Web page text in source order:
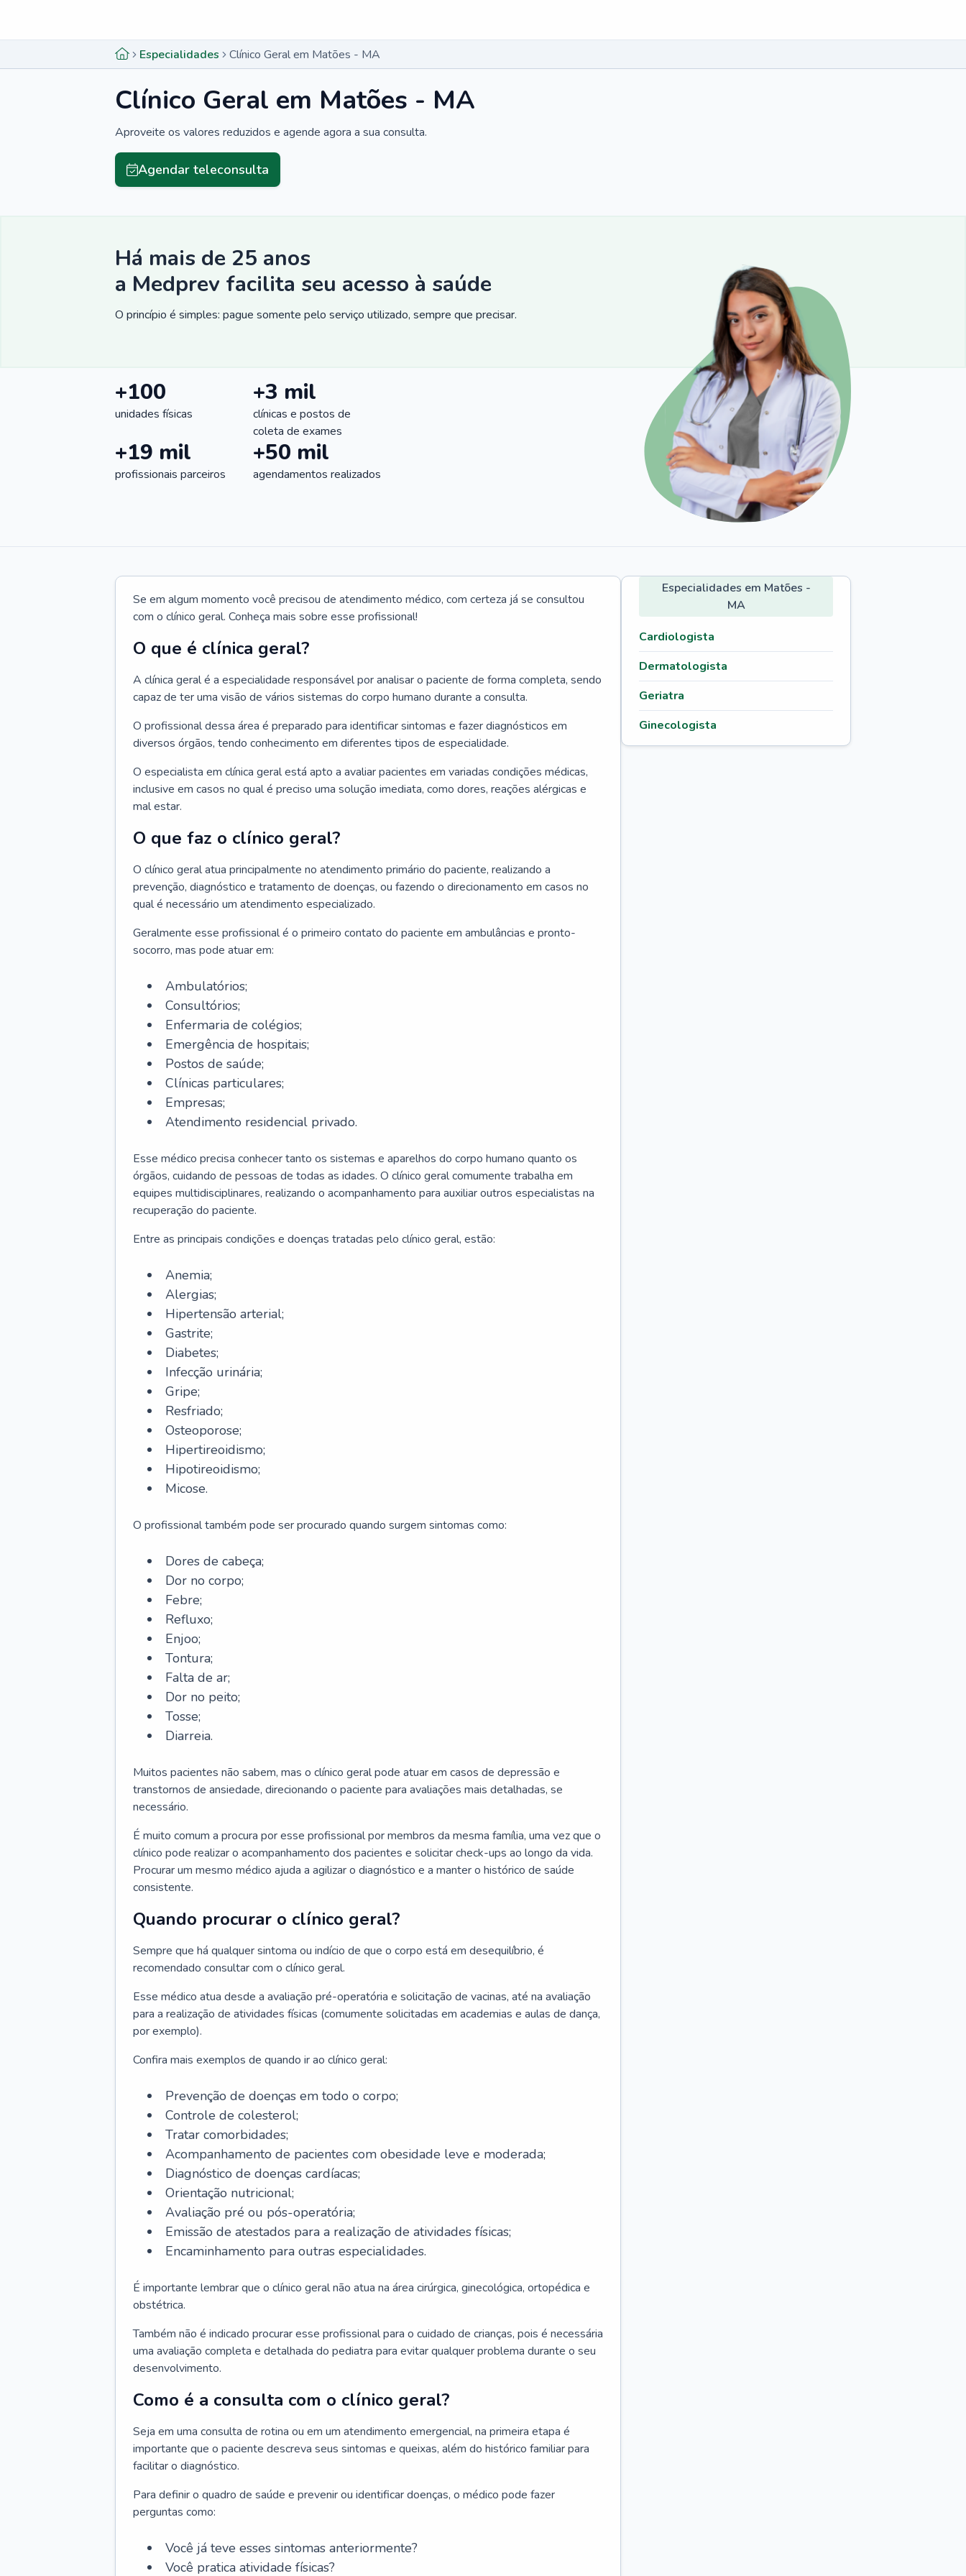
Especialidades Clínico Geral em Matões - MA
Clínico Geral em Matões - MA
Aproveite os valores reduzidos e agende agora a sua consulta.
Agendar teleconsulta
Há mais de 25 anos
a Medprev facilita seu acesso à saúde
O princípio é simples: pague somente pelo serviço utilizado, sempre que precisar.
+100
unidades físicas
+3 mil
clínicas e postos de
coleta de exames
+19 mil
profissionais parceiros
+50 mil
agendamentos realizados
Se em algum momento você precisou de atendimento médico, com certeza já se consultou
com o clínico geral. Conheça mais sobre esse profissional!
O que é clínica geral?
A clínica geral é a especialidade responsável por analisar o paciente de forma completa, sendo
capaz de ter uma visão de vários sistemas do corpo humano durante a consulta.
O profissional dessa área é preparado para identificar sintomas e fazer diagnósticos em
diversos órgãos, tendo conhecimento em diferentes tipos de especialidade.
O especialista em clínica geral está apto a avaliar pacientes em variadas condições médicas,
inclusive em casos no qual é preciso uma solução imediata, como dores, reações alérgicas e
mal estar.
O que faz o clínico geral?
O clínico geral atua principalmente no atendimento primário do paciente, realizando a
prevenção, diagnóstico e tratamento de doenças, ou fazendo o direcionamento em casos no
qual é necessário um atendimento especializado.
Geralmente esse profissional é o primeiro contato do paciente em ambulâncias e pronto-
socorro, mas pode atuar em:
Ambulatórios;
Consultórios;
Enfermaria de colégios;
Emergência de hospitais;
Postos de saúde;
Clínicas particulares;
Empresas;
Atendimento residencial privado.
Esse médico precisa conhecer tanto os sistemas e aparelhos do corpo humano quanto os
órgãos, cuidando de pessoas de todas as idades. O clínico geral comumente trabalha em
equipes multidisciplinares, realizando o acompanhamento para auxiliar outros especialistas na
recuperação do paciente.
Entre as principais condições e doenças tratadas pelo clínico geral, estão:
Anemia;
Alergias;
Hipertensão arterial;
Gastrite;
Diabetes;
Infecção urinária;
Gripe;
Resfriado;
Osteoporose;
Hipertireoidismo;
Hipotireoidismo;
Micose.
O profissional também pode ser procurado quando surgem sintomas como:
Dores de cabeça;
Dor no corpo;
Febre;
Refluxo;
Enjoo;
Tontura;
Falta de ar;
Dor no peito;
Tosse;
Diarreia.
Muitos pacientes não sabem, mas o clínico geral pode atuar em casos de depressão e
transtornos de ansiedade, direcionando o paciente para avaliações mais detalhadas, se
necessário.
É muito comum a procura por esse profissional por membros da mesma família, uma vez que o
clínico pode realizar o acompanhamento dos pacientes e solicitar check-ups ao longo da vida.
Procurar um mesmo médico ajuda a agilizar o diagnóstico e a manter o histórico de saúde
consistente.
Quando procurar o clínico geral?
Sempre que há qualquer sintoma ou indício de que o corpo está em desequilíbrio, é
recomendado consultar com o clínico geral.
Esse médico atua desde a avaliação pré-operatória e solicitação de vacinas, até na avaliação
para a realização de atividades físicas (comumente solicitadas em academias e aulas de dança,
por exemplo).
Confira mais exemplos de quando ir ao clínico geral:
Prevenção de doenças em todo o corpo;
Controle de colesterol;
Tratar comorbidades;
Acompanhamento de pacientes com obesidade leve e moderada;
Diagnóstico de doenças cardíacas;
Orientação nutricional;
Avaliação pré ou pós-operatória;
Emissão de atestados para a realização de atividades físicas;
Encaminhamento para outras especialidades.
É importante lembrar que o clínico geral não atua na área cirúrgica, ginecológica, ortopédica e
obstétrica.
Também não é indicado procurar esse profissional para o cuidado de crianças, pois é necessária
uma avaliação completa e detalhada do pediatra para evitar qualquer problema durante o seu
desenvolvimento.
Como é a consulta com o clínico geral?
Seja em uma consulta de rotina ou em um atendimento emergencial, na primeira etapa é
importante que o paciente descreva seus sintomas e queixas, além do histórico familiar para
facilitar o diagnóstico.
Para definir o quadro de saúde e prevenir ou identificar doenças, o médico pode fazer
perguntas como:
Você já teve esses sintomas anteriormente?
Você pratica atividade físicas?
Especialidades em Matões -
MA
Cardiologista
Dermatologista
Geriatra
Ginecologista